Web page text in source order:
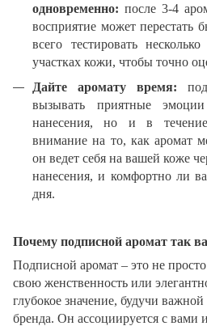
одновременно: после 3-4
восприятие может перестать
всего тестировать
участках кожи, чтобы точно
Дайте аромату время:
вызывать приятные
нанесения, но и в
внимание на то, как аромат
он ведет себя на вашей коже
нанесения, и комфортно ли
дня.
Почему подписной аромат так
Подписной аромат – это не
свою женственность или
глубокое значение, будучи
бренда. Он ассоциируется с вами